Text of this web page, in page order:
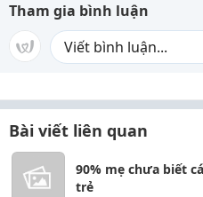
Tham gia bình luận
Bài viết liên quan
90% mẹ chưa biết
trẻ